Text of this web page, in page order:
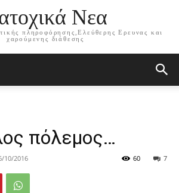
Νεα
πληροφόρησης,Ελεύθερης Ερευνας και
χαρούμενης διάθεσης
πόλεμος…
10/2016 7
60